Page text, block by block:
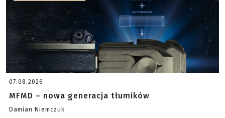
07.08.2026
MFMD – nowa generacja tłumików
Damian Niemczuk